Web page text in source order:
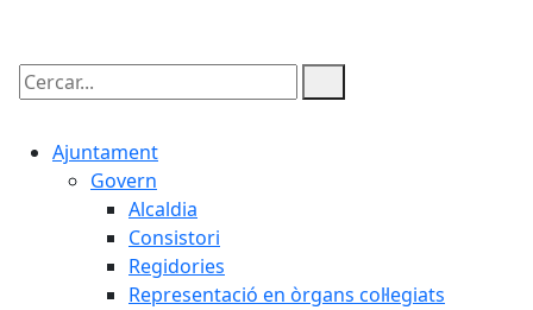
Cercar:
Ajuntament
Govern
Alcaldia
Consistori
Regidories
Representació en òrgans col·legiats